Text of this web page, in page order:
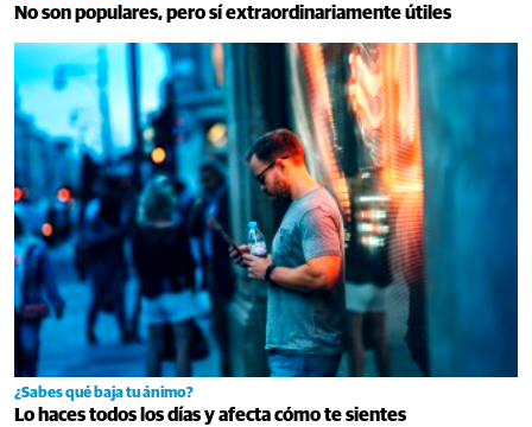
No son populares, pero sí extraordinariamente útiles
¿Sabes qué baja tu ánimo?
Lo haces todos los días y afecta cómo te sientes